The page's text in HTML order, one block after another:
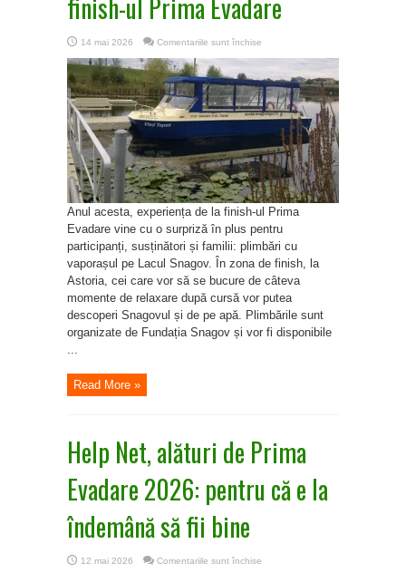
14 mai 2026 Comentariile sunt închise
cu
Vlad
Tepes
pe
Lacul
Snagov,
finish-
ul
Prima
Evadare
Anul acesta, experiența de la finish-ul Prima
Evadare vine cu o surpriză în plus pentru
participanți, susținători și familii: plimbări cu
vaporașul pe Lacul Snagov. În zona de finish, la
Astoria, cei care vor să se bucure de câteva
momente de relaxare după cursă vor putea
descoperi Snagovul și de pe apă. Plimbările sunt
organizate de Fundația Snagov și vor fi disponibile
Read More »
Help Net, alături de Prima
Evadare 2026: pentru că e la
îndemână să fii bine
12 mai 2026 Comentariile sunt închise